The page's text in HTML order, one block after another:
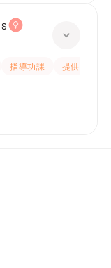
指導功課
提供練習題